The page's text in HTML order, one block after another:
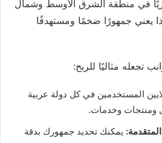
في منطقة الشرق الأوسط وشمال
يعني جمهورًا ضخمًا ومستهدفًا
تجعله مثاليًا للربح:
المستخدمين في كل دولة عربية
ومنتجات وخدمات.
يمكنك تحديد جمهورك بدقة